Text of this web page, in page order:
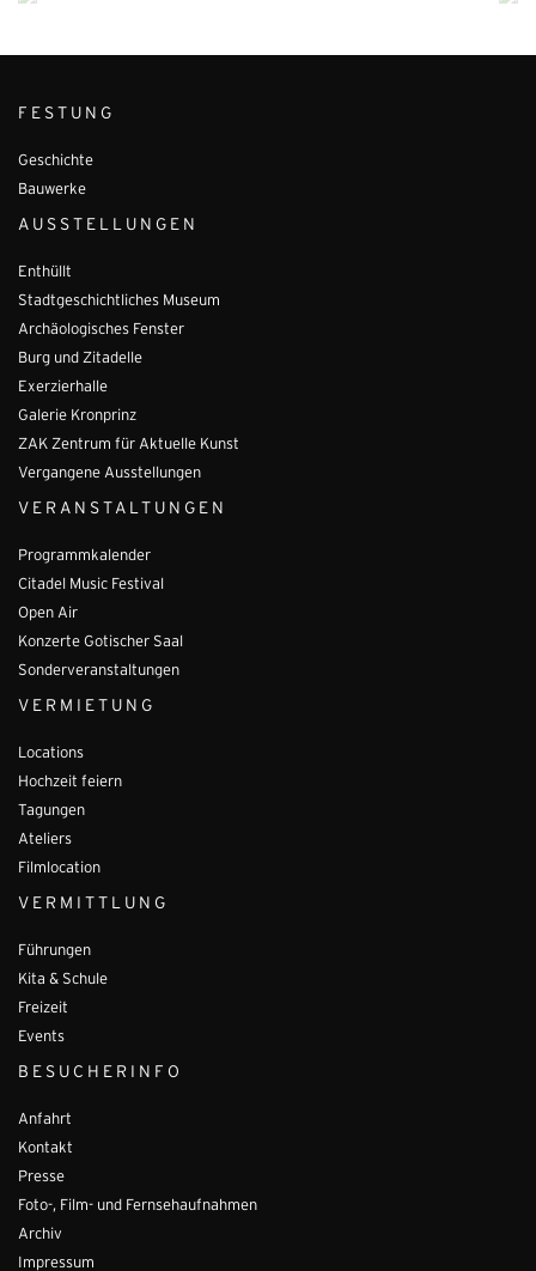
FESTUNG
Geschichte
Bauwerke
AUSSTELLUNGEN
Enthüllt
Stadtgeschichtliches Museum
Archäologisches Fenster
Burg und Zitadelle
Exerzierhalle
Galerie Kronprinz
ZAK Zentrum für Aktuelle Kunst
Vergangene Ausstellungen
VERANSTALTUNGEN
Programmkalender
Citadel Music Festival
Open Air
Konzerte Gotischer Saal
Sonderveranstaltungen
VERMIETUNG
Locations
Hochzeit feiern
Tagungen
Ateliers
Filmlocation
VERMITTLUNG
Führungen
Kita & Schule
Freizeit
Events
BESUCHERINFO
Anfahrt
Kontakt
Presse
Foto-, Film- und Fernsehaufnahmen
Archiv
Impressum